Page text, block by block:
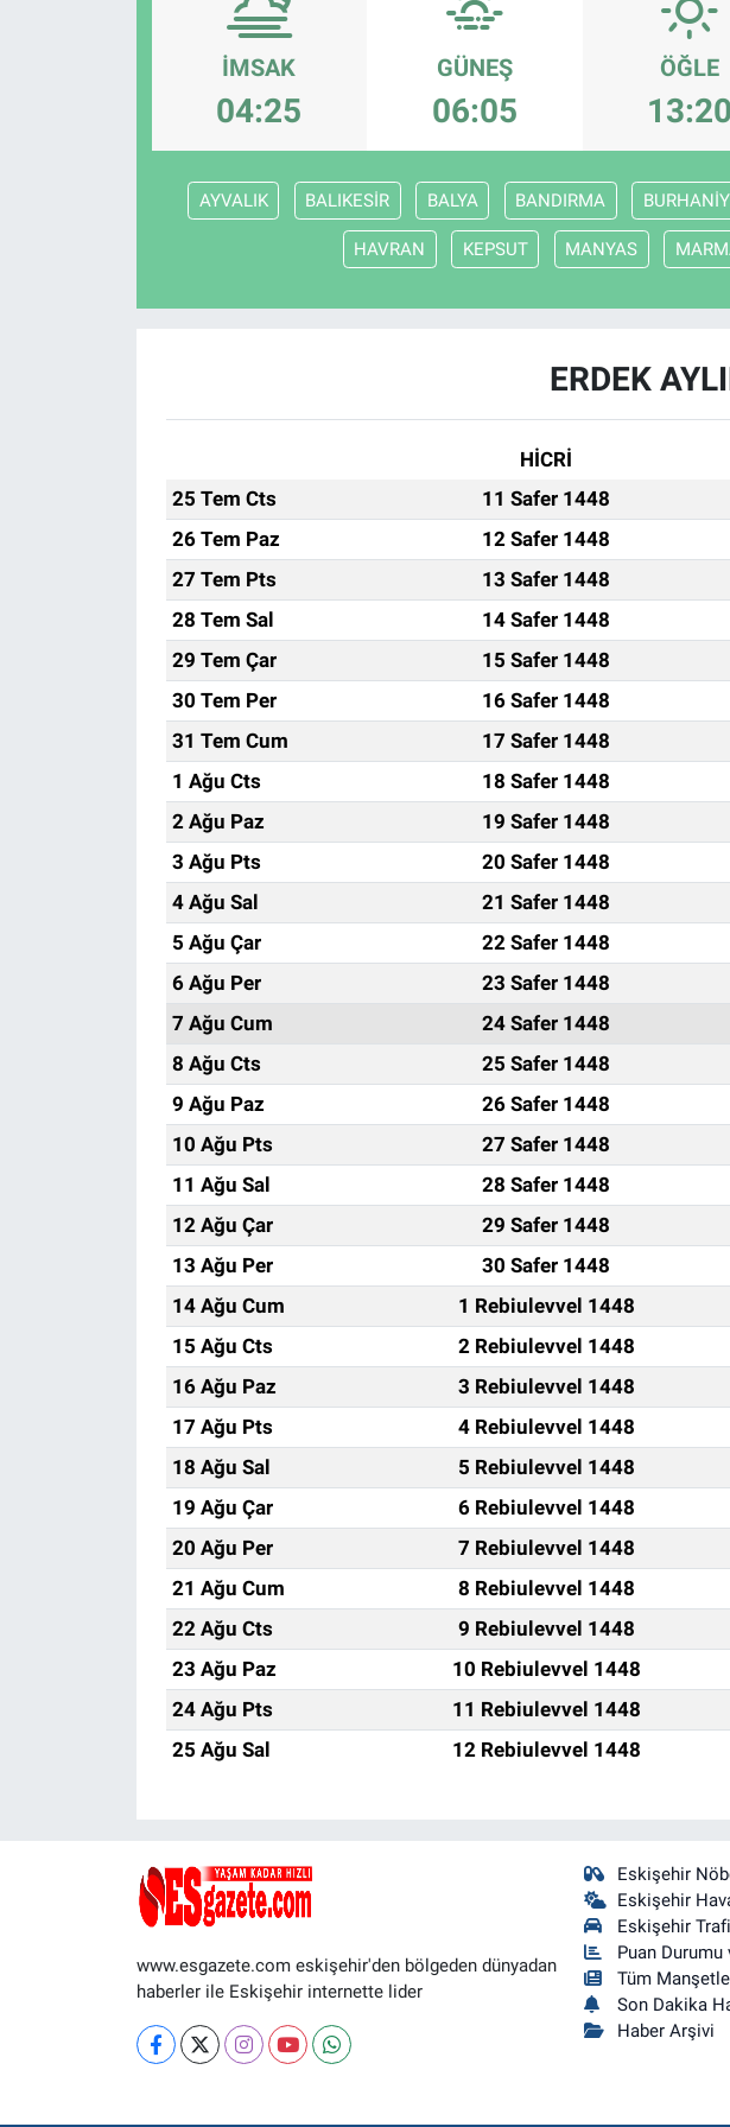
İMSAK
04:25
GÜNEŞ
06:05
ÖĞLE
13:20
AYVALIK BALIKESİR BALYA BANDIRMA
HAVRAN KEPSUT MANYAS
ERDEK
HİCRİ
25 Tem Cts
11 Safer 1448
26 Tem Paz
12 Safer 1448
27 Tem Pts
13 Safer 1448
28 Tem Sal
14 Safer 1448
29 Tem Çar
15 Safer 1448
30 Tem Per
16 Safer 1448
31 Tem Cum
17 Safer 1448
1 Ağu Cts
18 Safer 1448
2 Ağu Paz
19 Safer 1448
3 Ağu Pts
20 Safer 1448
4 Ağu Sal
21 Safer 1448
5 Ağu Çar
22 Safer 1448
6 Ağu Per
23 Safer 1448
7 Ağu Cum
24 Safer 1448
8 Ağu Cts
25 Safer 1448
9 Ağu Paz
26 Safer 1448
10 Ağu Pts
27 Safer 1448
11 Ağu Sal
28 Safer 1448
12 Ağu Çar
29 Safer 1448
13 Ağu Per
30 Safer 1448
14 Ağu Cum
1 Rebiulevvel 1448
15 Ağu Cts
2 Rebiulevvel 1448
16 Ağu Paz
3 Rebiulevvel 1448
17 Ağu Pts
4 Rebiulevvel 1448
18 Ağu Sal
5 Rebiulevvel 1448
19 Ağu Çar
6 Rebiulevvel 1448
20 Ağu Per
7 Rebiulevvel 1448
21 Ağu Cum
8 Rebiulevvel 1448
22 Ağu Cts
9 Rebiulevvel 1448
23 Ağu Paz
10 Rebiulevvel 1448
24 Ağu Pts
11 Rebiulevvel 1448
25 Ağu Sal
12 Rebiulevvel 1448
www.esgazete.com eskişehir'den bölgeden dünyadan
haberler ile Eskişehir internette lider
Eskişehir
Eskişehir
Eskişehir
Puan
Tüm
Son Dakika
Haber Arşivi
Bilim ve Teknoloji